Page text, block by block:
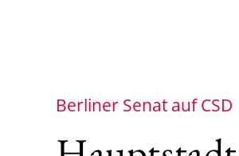
Berliner Senat auf CSD